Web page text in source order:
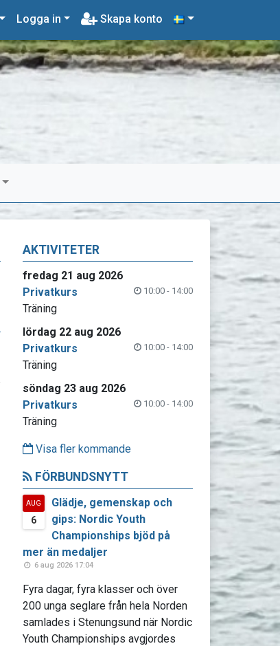
Logga in Skapa konto
AKTIVITETER
fredag 21 aug 2026
Privatkurs
10:00 - 14:00
Träning
lördag 22 aug 2026
Privatkurs
10:00 - 14:00
Träning
söndag 23 aug 2026
Privatkurs
10:00 - 14:00
Träning
Visa fler kommande
FÖRBUNDSNYTT
AUG
6
Glädje, gemenskap och
gips: Nordic Youth
Championships bjöd på
mer än medaljer
6 aug 2026 17:04
Fyra dagar, fyra klasser och över
200 unga seglare från hela Norden
samlades i Stenungsund när Nordic
Youth Championships avgjordes